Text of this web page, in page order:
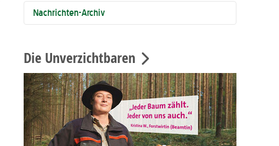
Nachrichten-Archiv
Die Unverzichtbaren